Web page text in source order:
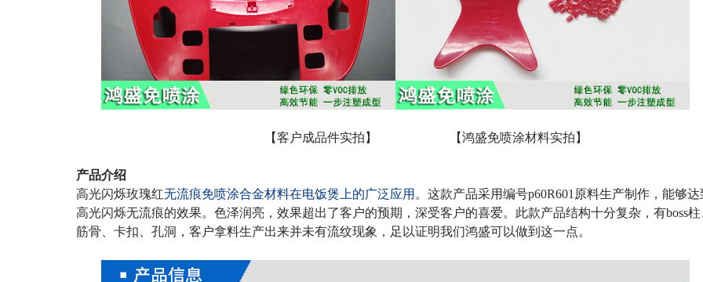
【客户成品件实拍】 【鸿盛免喷涂材料实拍】
产品介绍
高光闪烁玫瑰红无流痕免喷涂合金材料在电饭煲 上的广泛应用 。这款产品采用编号p60R601 原料生产制作，能够达
高光闪烁无流痕的效果。色泽润亮，效果超出了客户的预期，深受客户的喜爱。此款产品结构十分复杂，有boss柱
筋骨、卡扣、孔洞，客户拿料生产出来并未有流纹现象，足以证明我们鸿盛可以做到这一点。